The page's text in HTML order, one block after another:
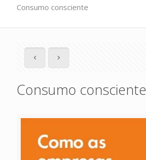
Consumo consciente
Consumo consciente